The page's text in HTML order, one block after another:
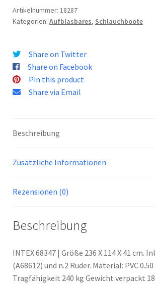
Menge
Artikelnummer: 18287
Kategorien: Aufblasbares, Schlauchboote
Share on Twitter
Share on Facebook
Pin this product
Share via Email
Beschreibung
Zusätzliche Informationen
Rezensionen (0)
Beschreibung
INTEX 68347 | Größe 236 X 114 X 41 cm.
(A68612) und n.2 Ruder. Material: PVC
Tragfähigkeit 240 kg Gewicht verpackt